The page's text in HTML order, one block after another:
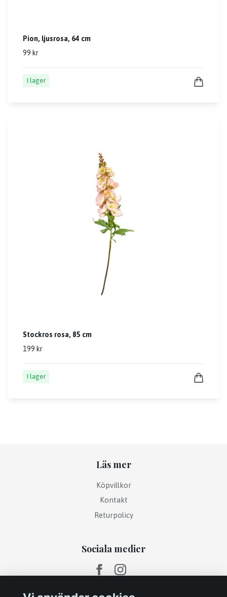
Pion, ljusrosa, 64 cm
99 kr
I lager
Stockros rosa, 85 cm
199 kr
I lager
Läs mer
Köpvillkor
Kontakt
Returpolicy
Sociala medier